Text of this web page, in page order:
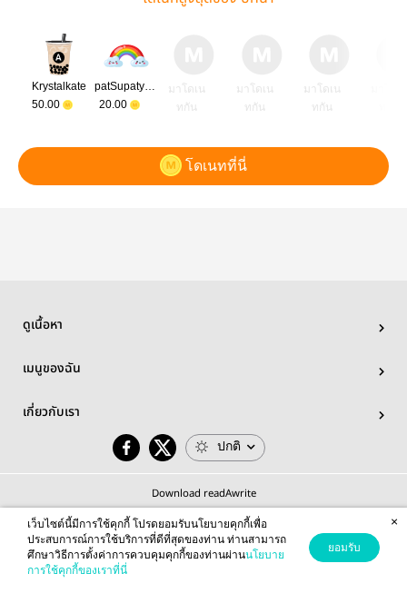
Krystalkate
50.00
20.00
มาโดเน
ทกัน
มาโดเน
ทกัน
มาโดเน
ทกัน
โดเนทที่นี่
ดูเนื้อหา
เมนูของฉัน
เกี่ยวกับเรา
ปกติ
Download readAwrite
© 2026 readAwrite.com by MEB Corporation Public Company Limited
This site is protected by reCAPTCHA and the Google
เว็บไซต์นี้มีการใช้คุกกี้ โปรดยอมรับนโยบายคุกกี้เพื่อ
ประสบการณ์การใช้บริการที่ดีที่สุดของท่าน ท่านสามารถ
ศึกษาวิธีการตั้งค่าการควบคุมคุกกี้ของท่านผ่านนโยบาย
การใช้คุกกี้ของเราที่นี่
ยอมรับ
×